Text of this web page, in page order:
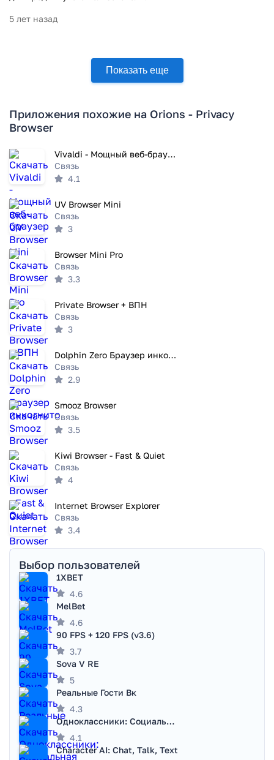
5 лет назад
Показать еще
Приложения похожие на Orions - Privacy
Browser
Vivaldi - Мощный веб-браузер
Связь
4.1
UV Browser Mini
Связь
3
Browser Mini Pro
Связь
3.3
Private Browser + ВПН
Связь
3
Dolphin Zero Браузер инкогнито
Связь
2.9
Smooz Browser
Связь
3.5
Kiwi Browser - Fast & Quiet
Связь
4
Internet Browser Explorer
Связь
3.4
Выбор пользователей
1XBET
4.6
MelBet
4.6
90 FPS + 120 FPS (v3.6)
3.7
Sova V RE
5
Реальные Гости Вк
4.3
Одноклассники: Социальная сеть
4.1
Character AI: Chat, Talk, Text